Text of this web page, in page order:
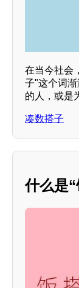
在当今社会
子"这个词渐
的人，或是
凑数搭子
什么是